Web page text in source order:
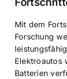
Mit dem
Forschung
Elektroautos
Batterien